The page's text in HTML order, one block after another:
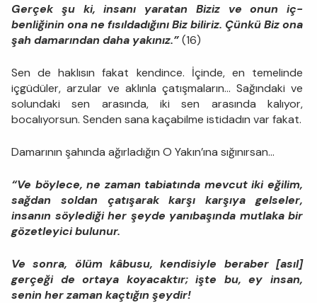
Gerçek şu ki, insanı yaratan Biziz ve onun iç-
benliğinin ona ne fısıldadığını Biz biliriz. Çünkü Biz ona
şah damarından daha yakınız.”(16)
Sen de haklısın fakat kendince. İçinde, en temelinde
içgüdüler, arzular ve aklınla çatışmaların... Sağındaki ve
solundaki sen arasında, iki sen arasında kalıyor,
bocalıyorsun. Senden sana kaçabilme istidadın var fakat.
Damarının şahında ağırladığın O Yakın’ına sığınırsan...
“Ve böylece, ne zaman tabiatında mevcut iki eğilim,
sağdan soldan çatışarak karşı karşıya gelseler,
insanın söylediği her şeyde yanıbaşında mutlaka bir
gözetleyici bulunur.
Ve sonra, ölüm kâbusu, kendisiyle beraber [asıl]
gerçeği de ortaya koyacaktır; işte bu, ey insan,
senin her zaman kaçtığın şeydir!